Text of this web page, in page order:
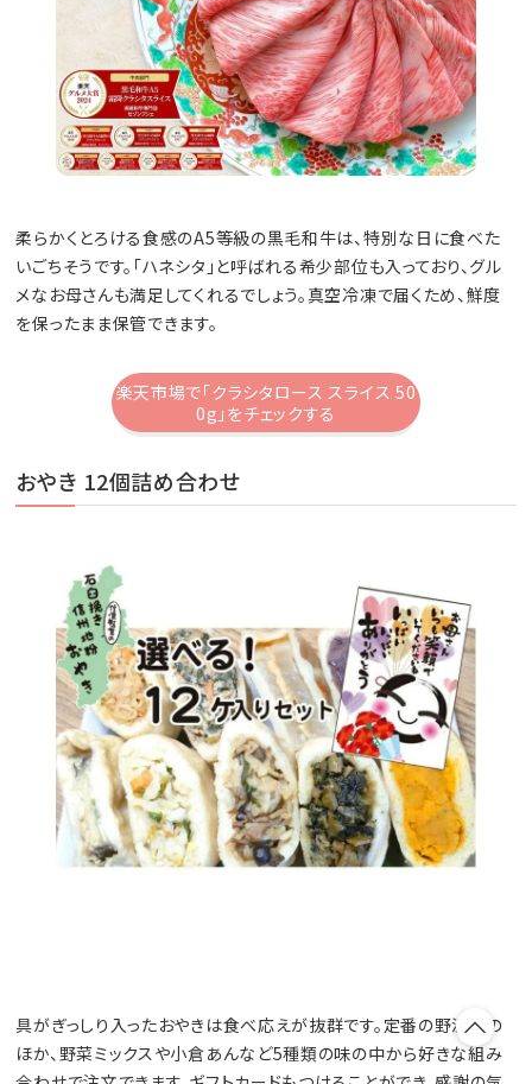
柔らかくとろける食感のA5等級の黒毛和牛は、特別な日に食べた
いごちそうです。「ハネシタ」と呼ばれる希少部位も入っており、グル
メなお母さんも満足してくれるでしょう。真空冷凍で届くため、鮮度
を保ったまま保管できます。
楽天市場で「クラシタロース スライス 50
0g」をチェックする
おやき 12個詰め合わせ
具がぎっしり入ったおやきは食べ応えが抜群です。定番の野沢菜の
ほか、野菜ミックスや小倉あんなど5種類の味の中から好きな組み